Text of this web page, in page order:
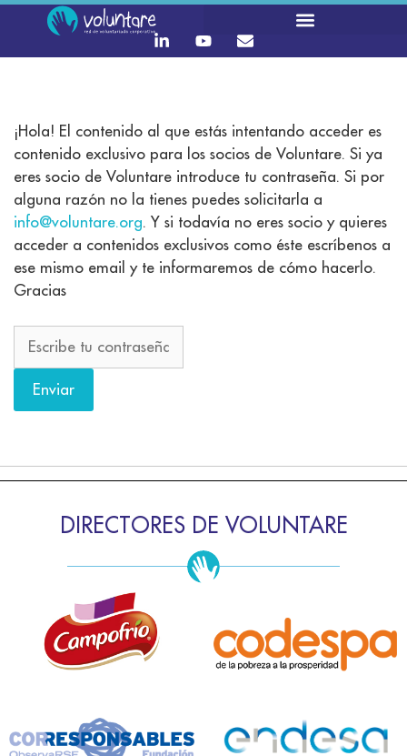
¡Hola! El contenido al que estás intentando acceder es
contenido exclusivo para los socios de Voluntare. Si ya
eres socio de Voluntare introduce tu contraseña. Si por
alguna razón no la tienes puedes solicitarla a
info@voluntare.org. Y si todavía no eres socio y quieres
acceder a contenidos exclusivos como éste escríbenos a
ese mismo email y te informaremos de cómo hacerlo.
Gracias
DIRECTORES DE VOLUNTARE